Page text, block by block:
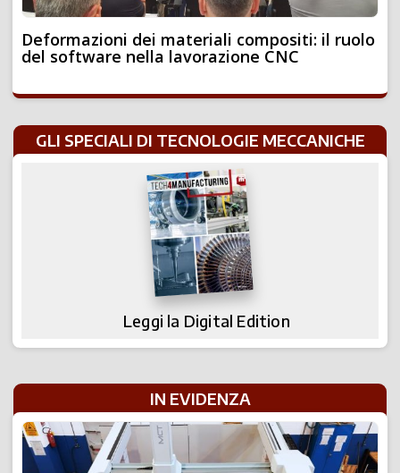
Deformazioni dei materiali compositi: il ruolo
del software nella lavorazione CNC
GLI SPECIALI DI TECNOLOGIE MECCANICHE
Leggi la Digital Edition
IN EVIDENZA